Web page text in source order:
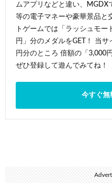
ムアプリなどと違い、MGDX
等の電子マネーや豪華景品と
トゲームでは「ラッシュモ
円」分のメダルをGET！ 当
円分のところ 倍額の「3,000
ぜひ登録して遊んでみてね！
今すぐ無